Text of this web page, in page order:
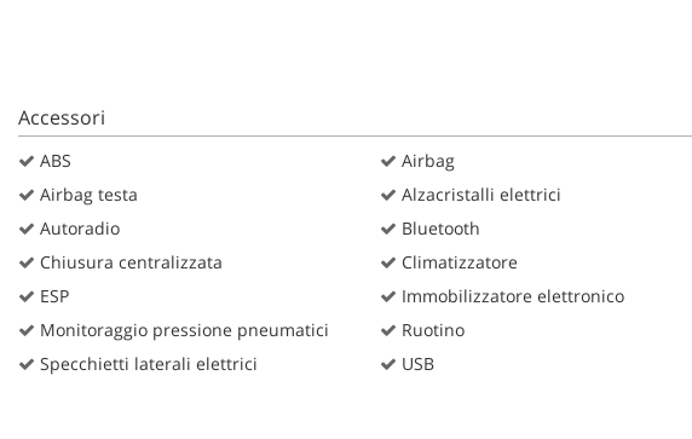
Accessori
ABS
Airbag testa
Autoradio
Chiusura centralizzata
ESP
Monitoraggio pressione pneumatici
Specchietti laterali elettrici
Airbag
Alzacristalli elettrici
Bluetooth
Climatizzatore
Immobilizzatore elettronico
Ruotino
USB